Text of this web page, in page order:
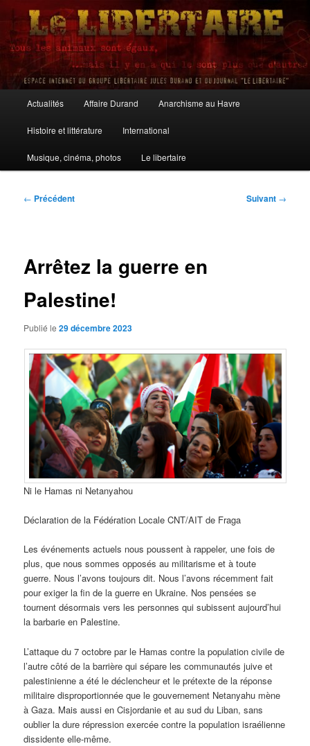
Aller
contenu
principalLe Libertaire
principal
Actualités Affaire Durand Anarchisme au Havre
Histoire et littérature International
Musique, cinéma, photos Le libertaire
Navigation
← Précédent Suivant →
Arrêtez la guerre en
Palestine!
Publié le29 décembre 2023
Ni le Hamas ni Netanyahou
Déclaration de la Fédération Locale CNT/AIT de Fraga
Les événements actuels nous poussent à rappeler, une fois de
plus, que nous sommes opposés au militarisme et à toute
guerre. Nous l’avons toujours dit. Nous l’avons récemment fait
pour exiger la fin de la guerre en Ukraine. Nos pensées se
tournent désormais vers les personnes qui subissent aujourd’hui
la barbarie en Palestine.
L’attaque du 7 octobre par le Hamas contre la population civile de
l’autre côté de la barrière qui sépare les communautés juive et
palestinienne a été le déclencheur et le prétexte de la réponse
militaire disproportionnée que le gouvernement Netanyahu mène
à Gaza. Mais aussi en Cisjordanie et au sud du Liban, sans
oublier la dure répression exercée contre la population israélienne
dissidente elle-même.